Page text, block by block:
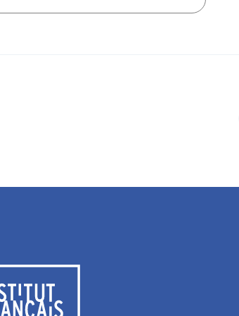
de l’Institut français